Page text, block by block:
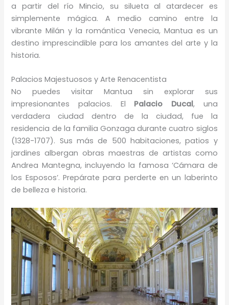
a partir del río Mincio, su silueta al atardecer es
simplemente mágica. A medio camino entre la
vibrante Milán y la romántica Venecia, Mantua es un
destino imprescindible para los amantes del arte y la
historia.
Palacios Majestuosos y Arte Renacentista
No puedes visitar Mantua sin explorar sus
impresionantes palacios. El Palacio Ducal, una
verdadera ciudad dentro de la ciudad, fue la
residencia de la familia Gonzaga durante cuatro siglos
(1328-1707). Sus más de 500 habitaciones, patios y
jardines albergan obras maestras de artistas como
Andrea Mantegna, incluyendo la famosa ‘Cámara de
los Esposos’. Prepárate para perderte en un laberinto
de belleza e historia.